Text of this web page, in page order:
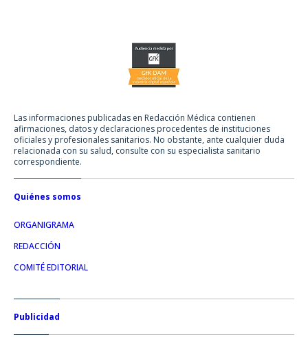
Las informaciones publicadas en Redacción Médica contienen
afirmaciones, datos y declaraciones procedentes de instituciones
oficiales y profesionales sanitarios. No obstante, ante cualquier duda
relacionada con su salud, consulte con su especialista sanitario
correspondiente.
Quiénes somos
ORGANIGRAMA
REDACCIÓN
COMITÉ EDITORIAL
Publicidad